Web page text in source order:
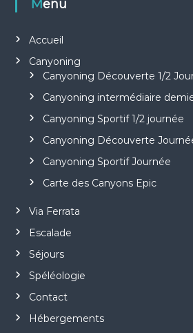
Menu
Accueil
Canyoning
Canyoning Découverte 1/2
Canyoning intermédiaire
Canyoning Sportif 1/2 journée
Canyoning Découverte
Canyoning Sportif Journée
Carte des Canyons Epic
Via Ferrata
Escalade
Séjours
Spéléologie
Contact
Hébergements